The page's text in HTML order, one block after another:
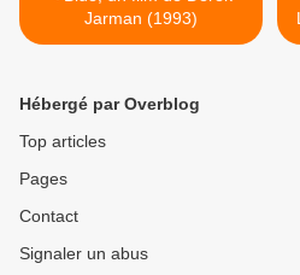
Jarman (1993)
Hébergé par Overblog
Top articles
Pages
Contact
Signaler un abus